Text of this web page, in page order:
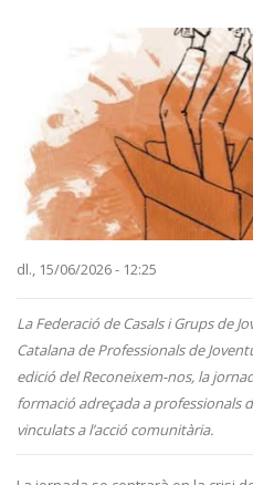
dl., 15/06/2026 - 12:25
La Federació de Casals i Grups de
Catalana de Professionals de
edició del Reconeixem-nos, la
formació adreçada a professionals
vinculats a l’acció comunitària.